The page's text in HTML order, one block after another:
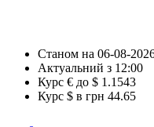
Станом на 06-08-
Актуальний з 12:00
Курс € до $ 1.1543
Курс $ в грн 44.65